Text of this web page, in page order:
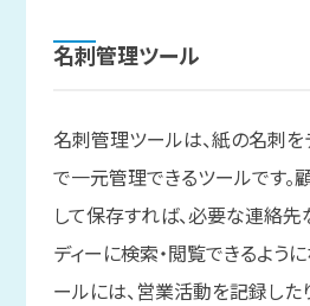
名刺管理ツール
名刺管理ツールは、紙の名刺
で一元管理できるツールです。
して保存すれば、必要な連絡
ディーに検索・閲覧できるよう
ールには、営業活動を記録した